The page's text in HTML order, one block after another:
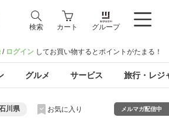
検索 カート グループ
/ ログイン してお買い物するとポイントがたまる！
グルメ サービス 旅行・レジ
川県 お気に入り メルマガ配信中